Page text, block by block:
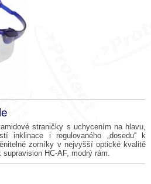
straničky s uchycením na hlavu,
inklinace i regulovaného „dosedu“ k
zorníky v nejvyšší optické kvalitě
HC-AF, modrý rám.